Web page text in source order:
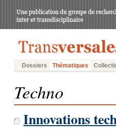
Dossiers Thématiques
Techno
Innovations